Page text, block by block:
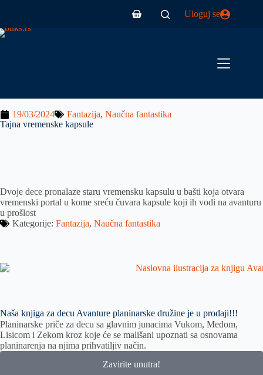
Uloguj se
19/03/2024 Fantazija, Naučna fantastika
Tajna vremenske kapsule
Dvoje dece pronalaze staru vremensku kapsulu u bašti koja otvara
vremenski portal u kome sreću čuvara kapsule koji ih vodi na avanturu
u prošlost
Kategorije: Fantazija, Naučna fantastika
Naša knjiga za decu Avanture planinarske družine je u prodaji!!!
Planinarske priče za decu sa glavnim junacima Vukom, Medom,
Lisicom i Zekom kroz koje će se mališani upoznati sa osnovama
planinarenja na njima prihvatiljiv način.
Zavirite unutra!